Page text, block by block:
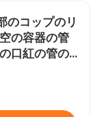
のコップのリ
の容器の管
口紅の管の